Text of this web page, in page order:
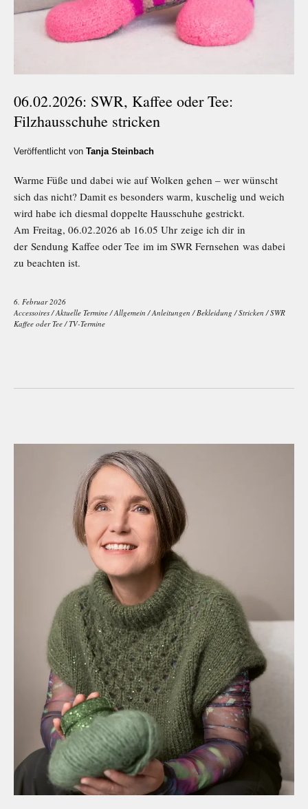
06.02.2026: SWR, Kaffee oder Tee:
Filzhausschuhe stricken
Veröffentlicht von Tanja Steinbach
Warme Füße und dabei wie auf Wolken gehen – wer wünscht
sich das nicht? Damit es besonders warm, kuschelig und weich
wird habe ich diesmal doppelte Hausschuhe gestrickt.
Am Freitag, 06.02.2026 ab 16.05 Uhr zeige ich dir in
der Sendung Kaffee oder Tee im im SWR Fernsehen was dabei
zu beachten ist.
6. Februar 2026
Accessoires /Aktuelle Termine /Allgemein /Anleitungen / Bekleidung /Stricken /SWR
Kaffee oder Tee /TV-Termine